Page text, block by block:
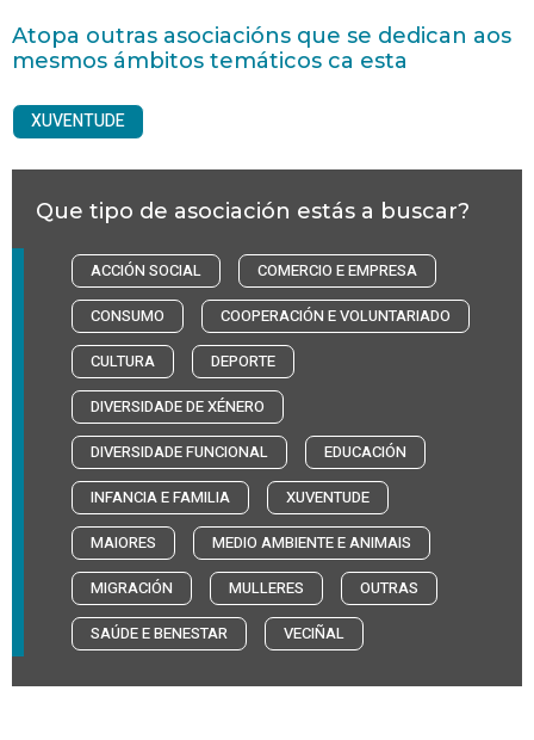
Atopa outras asociacións que se dedican aos
mesmos ámbitos temáticos ca esta
XUVENTUDE
Que tipo de asociación estás a buscar?
ACCIÓN SOCIAL
COMERCIO E EMPRESA
CONSUMO
COOPERACIÓN E VOLUNTARIADO
CULTURA
DEPORTE
DIVERSIDADE DE XÉNERO
DIVERSIDADE FUNCIONAL
EDUCACIÓN
INFANCIA E FAMILIA
XUVENTUDE
MAIORES
MEDIO AMBIENTE E ANIMAIS
MIGRACIÓN
MULLERES
OUTRAS
SAÚDE E BENESTAR
VECIÑAL